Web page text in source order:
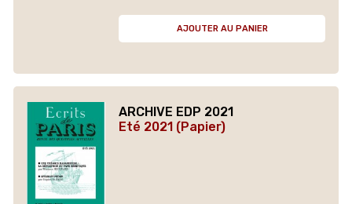
AJOUTER AU PANIER
ARCHIVE EDP 2021
Eté 2021 (Papier)